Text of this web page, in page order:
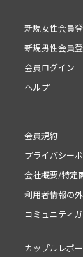
新規女性会員
新規男性会員
会員ログイン
ヘルプ
会員規約
プライバシー
会社概要/特定
利用者情報の
コミュニティ
カップルレポ